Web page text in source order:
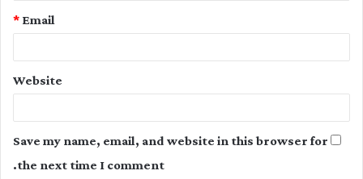
Email
*
Website
Save my name, email, and website in this browser for
the next time I comment.